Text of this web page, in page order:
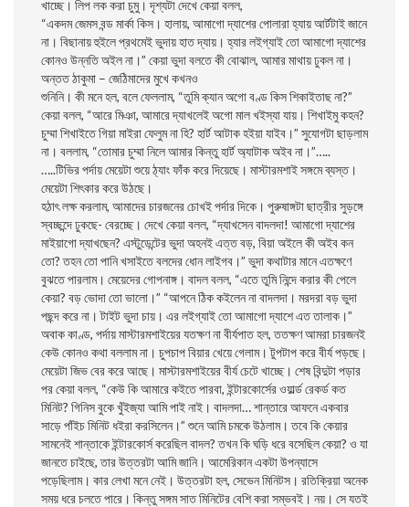
খাচ্ছে। লিপ লক করা চুমু। দৃশ্যটা দেখে কেয়া বলল,
“একদম জেমস বন্ড মার্কা কিস। হালায়, আমাগো দ্যাশের পোলারা হ্যায় আর্টটাই জানে
না। বিছানায় হুইলে প্রথমেই ভুদায় হাত দ্যায়। হ্যার লইগ্যাই তো আমাগো দ্যাশের
কোনও উন্নতি অইল না।” কেয়া ভুদা বলতে কী বোঝাল, আমার মাথায় ঢুকল না।
অন্তত ঠাকুমা – জেঠিমাদের মুখে কখনও
শুনিনি। কী মনে হল, বলে ফেললাম, “তুমি ক্যান অগো বণ্ড কিস শিকাইতাছ না?”
কেয়া বলল, “আরে মিঞা, আমারে দ্যাখলেই অগো মাল খইস্যা যায়। শিখাইমু কহন?
চুম্মা শিখাইতে গিয়া মাইরা ফেলুম না হি? হার্ট আটাক হইয়া যাইব।” সুযোগটা ছাড়লাম
না। বললাম, “তোমার চুম্মা নিলে আমার কিন্তু হার্ট অ্যাটাক অইব না।”…..
…..টিভির পর্দায় মেয়েটা শুয়ে ঠ্যাং ফাঁক করে দিয়েছে। মাস্টারমশাই সঙ্গমে ব্যস্ত।
মেয়েটা শিৎকার করে উঠছে।
হঠাৎ লক্ষ করলাম, আমাদের চারজনের চোখই পর্দার দিকে। পুরুষাঙ্গটা ছাত্রীর সুড়ঙ্গে
স্বচ্ছন্দে ঢুকছে- বেরচ্ছে। দেখে কেয়া বলল, “দ্যাখসেন বাদলদা! আমাগো দ্যাশের
মাইয়াগো দ্যাখছেন? এস্টুডেন্টের ভুদা অহনই এত্ত বড়, বিয়া অইলে কী অইব কন
তো? তহন তো পানি খসাইতে বলদের ধোন লাইগব।” ভুদা কথাটার মানে এতক্ষণে
বুঝতে পারলাম। মেয়েদের গোপনাঙ্গ। বাদল বলল, “এতে তুমি নিন্দে করার কী পেলে
কেয়া? বড় ভোদা তো ভালো।” “আপনে ঠিক কইলেন না বাদলদা। মরদরা বড় ভুদা
পছন্দ করে না। টাইট ভুদা চায়। এর লইগ্যাই তো আমাগো দ্যাশে এত তালাক।”
অবাক কাণ্ড, পর্দায় মাস্টারমশাইয়ের যতক্ষণ না বীর্যপাত হল, ততক্ষণ আমরা চারজনই
কেউ কোনও কথা বললাম না। চুপচাপ বিয়ার খেয়ে গেলাম। টুপটাপ করে বীর্য পড়ছে।
মেয়েটা জিভ বের করে আছে। মাস্টারমশাইয়ের বীর্য চেটে খাচ্ছে। শেষ বিন্দুটা পড়ার
পর কেয়া বলল, “কেউ কি আমারে কইতে পারবা, ইন্টারকোর্সের ওয়ার্ল্ড রেকর্ড কত
মিনিট? গিনিস বুকে খুঁইজ্যা আমি পাই নাই। বাদলদা… শান্তারে আফনে একবার
সাড়ে পাঁইচ মিনিট ধইরা করসিলেন।” শুনে আমি চমকে উঠলাম। তবে কি কেয়ার
সামনেই শান্তাকে ইন্টারকোর্স করেছিল বাদল? তখন কি ঘড়ি ধরে বসেছিল কেয়া? ও যা
জানতে চাইছে, তার উত্তরটা আমি জানি। আমেরিকান একটা উপন্যাসে
পড়েছিলাম। কার লেখা মনে নেই। উত্তরটা হল, সেভেন মিনিটস। রতিক্রিয়া অনেক
সময় ধরে চলতে পারে। কিন্তু সঙ্গম সাত মিনিটের বেশি করা সম্ভবই। নয়। সে যতই